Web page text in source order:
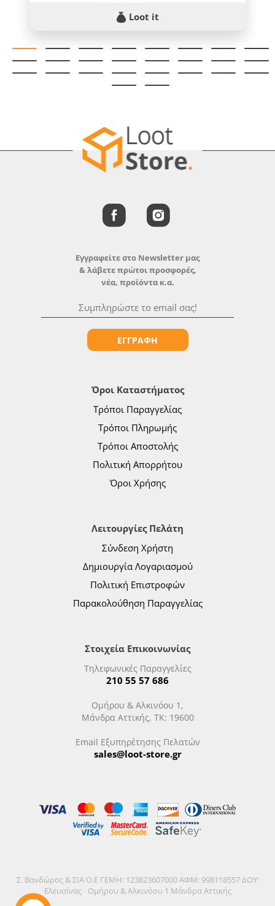
Loot it
Όροι Καταστήματος
Τρόποι Παραγγελίας
Τρόποι Πληρωμής
Τρόποι Αποστολής
Πολιτική Απορρήτου
Όροι Χρήσης
Λειτουργίες Πελάτη
Σύνδεση Χρήστη
Δημιουργία Λογαριασμού
Πολιτική Επιστροφών
Παρακολούθηση Παραγγελίας
Στοιχεία Επικοινωνίας
Τηλεφωνικές Παραγγελίες
210 55 57 686
Ομήρου & Αλκινόου 1,
Μάνδρα Αττικής, ΤΚ: 19600
Email Εξυπηρέτησης Πελατών
sales@loot-store.gr
Εγγραφείτε στο Newsletter μας
& λάβετε πρώτοι προσφορές,
νέα, προϊόντα κ.α.
ΕΓΓΡΑΦΗ
Σ. Βανδώρος & ΣΙΑ Ο.Ε ΓΕΜΗ: 123823607000 ΑΦΜ: 998118557 ΔΟΥ:
Ελευσίνας - Ομήρου & Αλκινόου 1 Μάνδρα Αττικής